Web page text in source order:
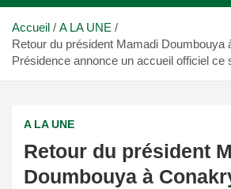
Accueil
A LA UNE
Retour du président Mamadi Doumbouya
Présidence annonce un accueil officiel ce
A LA UNE
Retour du président
Doumbouya à